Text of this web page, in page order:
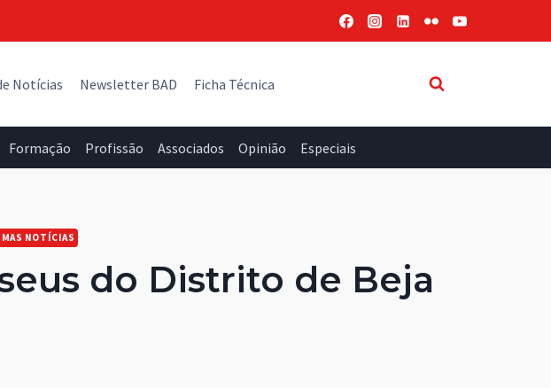
Notícias Newsletter BAD Ficha Técnica
Formação Profissão Associados Opinião Especiais
NOTÍCIAS
do Distrito de Beja